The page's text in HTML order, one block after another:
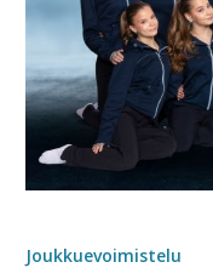
Joukkuevoimistelu